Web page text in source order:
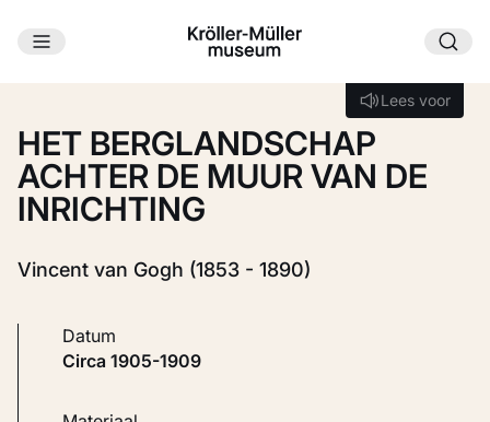
Ga naar hoofdinhoud
Lees voor
Lees voor
HET BERGLANDSCHAP
ACHTER DE MUUR VAN DE
INRICHTING
Vincent van Gogh (1853 - 1890)
Datum
circa 1905-1909